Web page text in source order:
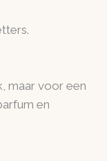
maar voor een
en